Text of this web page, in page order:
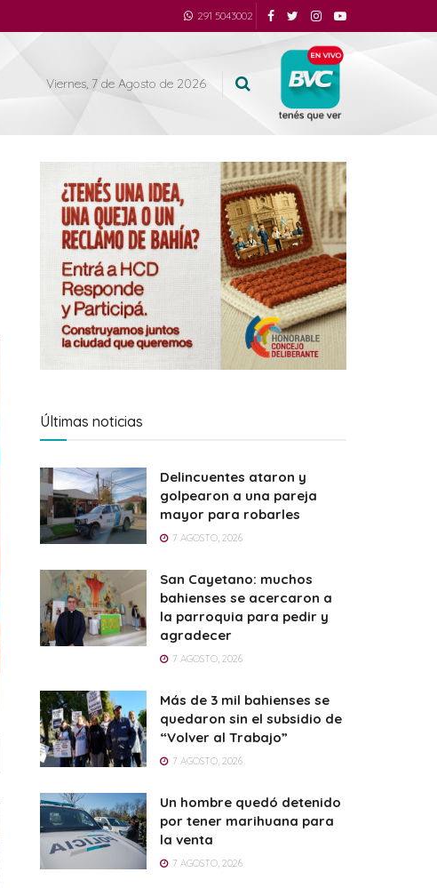
291 5043002
Viernes, 7 de Agosto de 2026
Últimas noticias
Delincuentes ataron y
golpearon a una pareja
mayor para robarles
7 AGOSTO, 2026
San Cayetano: muchos
bahienses se acercaron a
la parroquia para pedir y
agradecer
7 AGOSTO, 2026
Más de 3 mil bahienses se
quedaron sin el subsidio de
“Volver al Trabajo”
7 AGOSTO, 2026
Un hombre quedó detenido
por tener marihuana para
la venta
7 AGOSTO, 2026